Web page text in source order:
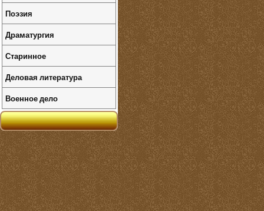
Поэзия
Драматургия
Старинное
Деловая литература
Военное дело